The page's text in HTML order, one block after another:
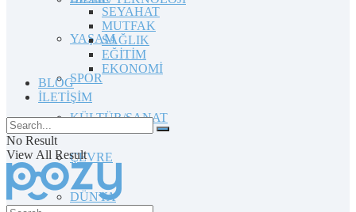
YAŞAM
SPOR
KÜLTÜR/SANAT
ÇEVRE
DÜNYA
SEYAHAT
MUTFAK
SAĞLIK
EĞİTİM
EKONOMİ
BLOG
İLETİŞİM
No Result
View All Result